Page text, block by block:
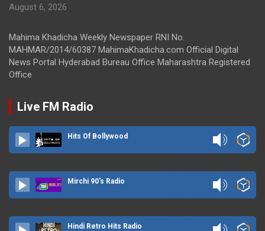
August 6, 2026
Mahima Khadicha Weekly Newspaper RNI No.
MAHMAR/2014/60387 MahimaKhadicha.com Official Digital
News Portal Hyderabad Bureau Office Maharashtra Registered
Office
Live FM Radio
Hits Of Bollywood
Mirchi 90's Radio
Hindi Retro Hits Radio